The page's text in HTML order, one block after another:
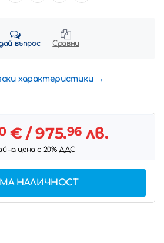
въпрос Сравни
характеристики
€/ 975.96лв.
цена с 20% ДДС
НАЛИЧНОСТ